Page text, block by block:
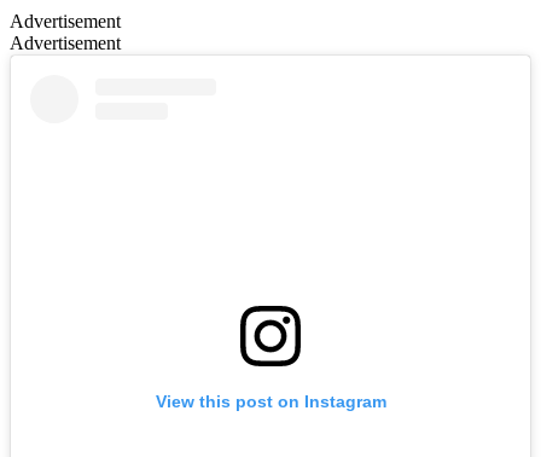
Advertisement
Advertisement
View this post on Instagram